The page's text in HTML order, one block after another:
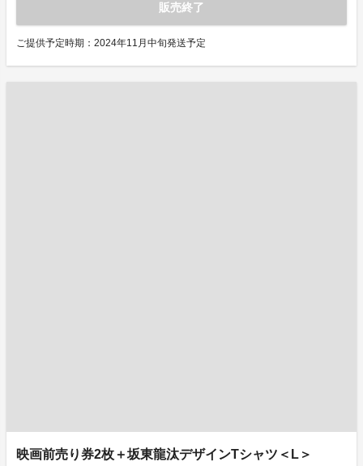
販売終了
ご提供予定時期：2024年11月中旬発送予定
映画前売り券2枚＋坂東龍汰デザインTシャツ＜L＞